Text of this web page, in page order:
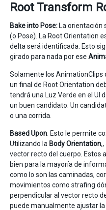
Root Transform
Bake into Pose: La orientación
(o Pose). La Root Orientation
delta será identificada. Esto
girado para nada por ese
Solamente los AnimationClips
un final de Root Orientation
tendrá una Luz Verde en el UI
un buen candidato. Un
o una corrida.
Based Upon: Esto le permite
Utilizando la Body Orientation,,
vector recto del cuerpo. Estos
bien para la mayoría de
como lo son las caminadas,
movimientos como strafing
perpendicular al vector recto
puede manualmente ajustar